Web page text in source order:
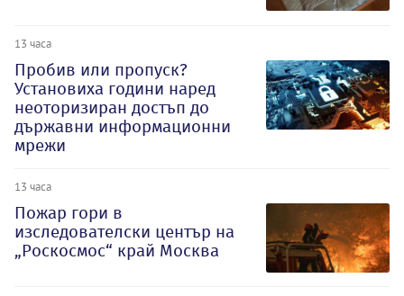
13 часа
Пробив или пропуск?
Установиха години наред
неоторизиран достъп до
държавни информационни
мрежи
13 часа
Пожар гори в
изследователски център на
„Роскосмос“ край Москва